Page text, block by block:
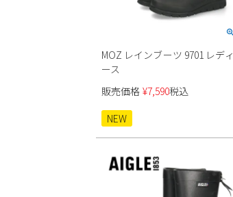
MOZ レインブーツ 9701 レディ
ース
販売価格 ¥7,590税込
NEW